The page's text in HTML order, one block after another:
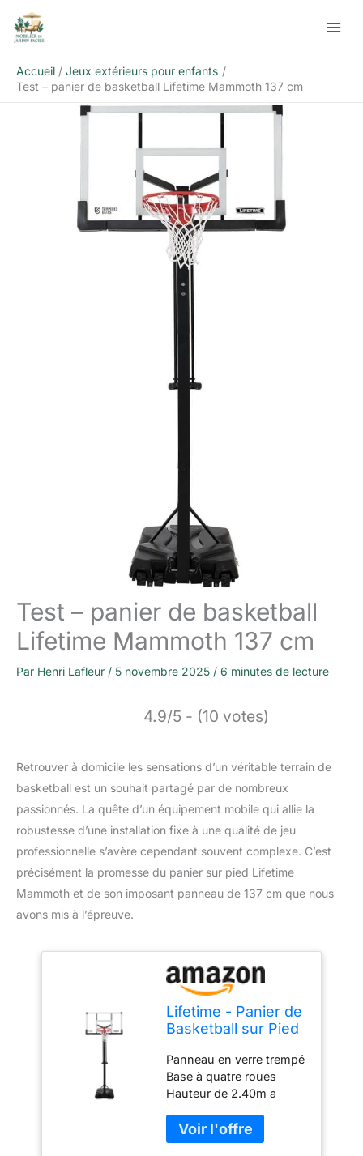
Accueil
Jeux extérieurs pour enfants
Test – panier de basketball Lifetime Mammoth 137 cm
Test – panier de basketball
Lifetime Mammoth 137 cm
Par Henri Lafleur / 5 novembre 2025 / 6 minutes de lecture
4.9/5 - (10 votes)
Retrouver à domicile les sensations d’un véritable terrain de
basketball est un souhait partagé par de nombreux
passionnés. La quête d’un équipement mobile qui allie la
robustesse d’une installation fixe à une qualité de jeu
professionnelle s’avère cependant souvent complexe. C’est
précisément la promesse du panier sur pied Lifetime
Mammoth et de son imposant panneau de 137 cm que nous
avons mis à l’épreuve.
Lifetime - Panier de
Basketball sur Pied
137 cm Mammoth
Panneau en verre trempé
Base à quatre roues
Hauteur de 2.40m a
Rechercher